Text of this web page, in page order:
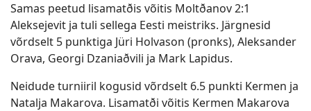
Samas peetud lisamatðis võitis Moltðanov 2:1
Aleksejevit ja tuli sellega Eesti meistriks. Järgnesid
võrdselt 5 punktiga Jüri Holvason (pronks), Aleksander
Orava, Georgi Dzaniaðvili ja Mark Lapidus.
Neidude turniiril kogusid võrdselt 6.5 punkti Kermen ja
Natalja Makarova. Lisamatði võitis Kermen Makarova